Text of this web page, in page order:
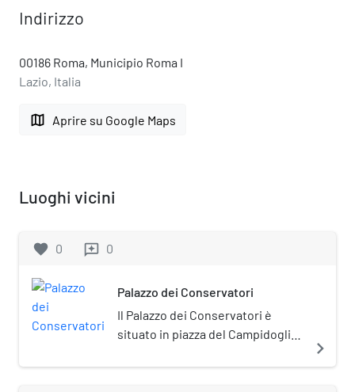
Indirizzo
00186 Roma, Municipio Roma I
Lazio, Italia
map Aprire su Google Maps
Luoghi vicini
favorite 0 reviews 0
Palazzo dei Conservatori
Il Palazzo dei Conservatori è
situato in piazza del Campidoglio
Senatorio e di fronte al Palazzo
navigate_next